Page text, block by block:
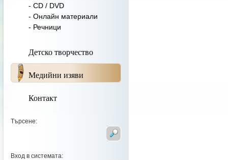
- CD / DVD
- Онлайн материали
- Речници
Детско творчество
Медийни изяви
Контакт
Търсене:
Вход в системата: